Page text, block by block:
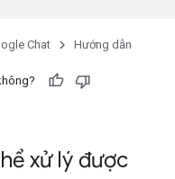
Chat Hướng dẫn
xử lý được